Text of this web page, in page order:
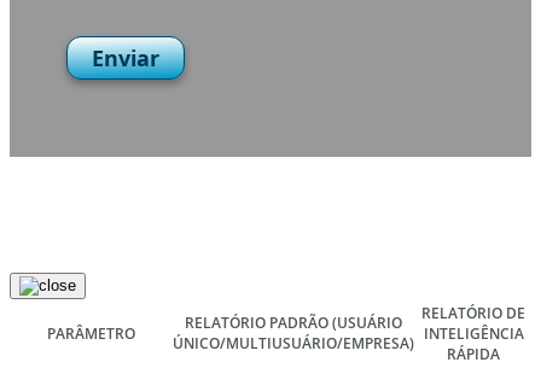
Enviar
PARÂMETRO
RELATÓRIO PADRÃO(USUÁRIO
ÚNICO/MULTIUSUÁRIO/EMPRESA)
RELATÓRIO DE
INTELIGÊNCIA
RÁPIDA